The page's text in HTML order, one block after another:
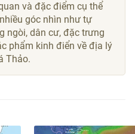
và đặc điểm cụ thể
góc nhìn như tự
ngòi, dân cư, đặc trưng
phẩm kinh điển về địa lý
Thảo.